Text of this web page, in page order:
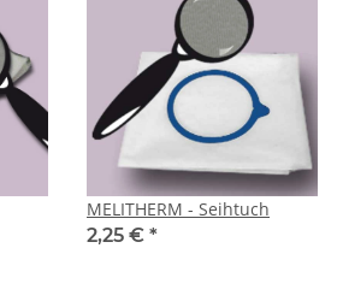
MELITHERM - Seihtuch
2,25 € *